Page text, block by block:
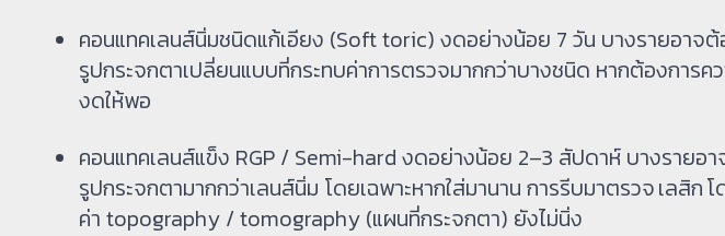
คอนแทคเลนส์นิ่มชนิดแก้เอียง (Soft toric) งดอย่างน้อย 7 วัน บางรายอาจต้
รูปกระจกตาเปลี่ยนแบบที่กระทบค่าการตรวจมากกว่าบางชนิด หากต้องการค
งดให้พอ
คอนแทคเลนส์แข็ง RGP / Semi-hard งดอย่างน้อย 2–3 สัปดาห์ บางรายอ
รูปกระจกตามากกว่าเลนส์นิ่ม โดยเฉพาะหากใส่มานาน การรีบมาตรวจ เลสิก
ค่า topography / tomography (แผนที่กระจกตา) ยังไม่นิ่ง